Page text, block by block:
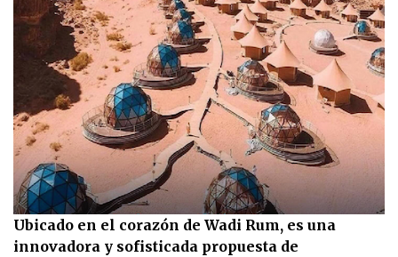
Ubicado en el corazón de Wadi Rum, es una
innovadora y sofisticada propuesta de